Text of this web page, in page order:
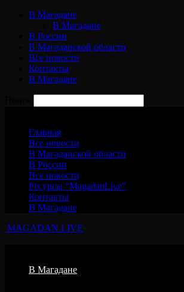
В Магадане
В Магадане
В России
В Магаданской области
Все новости
Контакты
В Магадане
Главная
Все новости
В Магаданской области
В России
Все новости
Ресурсы “MagadanLive”
Контакты
В Магадане
MAGADAN LIVE
В Магадане